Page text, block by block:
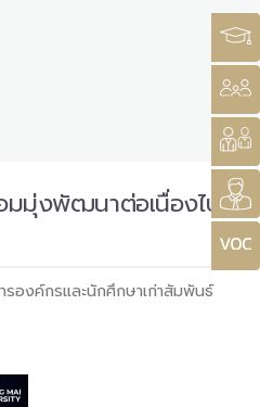
มมุ่งพัฒนาต่อเนื่องไป
องค์กรและนักศึกษาเก่าสัมพันธ์